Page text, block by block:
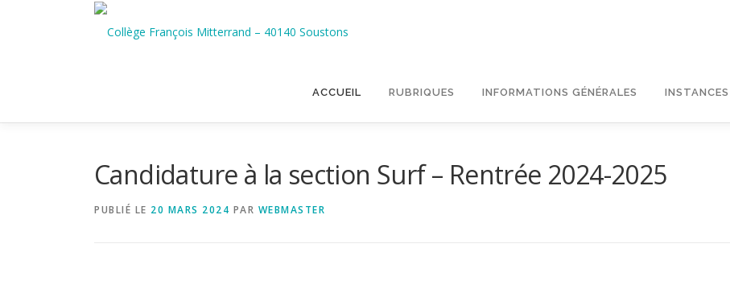
ACCUEIL RUBRIQUES INFORMATIONS GÉNÉRALES
Candidature à la section Surf – Rentrée 2024-2025
PUBLIÉ LE 20 MARS 2024 PAR WEBMASTER